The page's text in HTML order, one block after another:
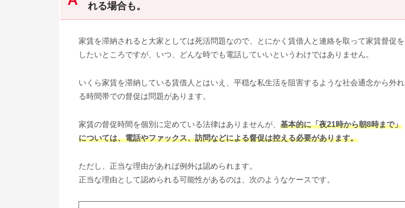
れる場合も。
家賃を滞納されると大家としては死活問題なので、とにかく賃借人と連絡を取って家賃督促を
したいところですが、いつ、どんな時でも電話していいというわけではありません。
いくら家賃を滞納している賃借人とはいえ、平穏な私生活を阻害するような社会通念から外れ
る時間帯での督促は問題があります。
家賃の督促時間を個別に定めている法律はありませんが、 基本的に「夜21時から朝8時まで」
については、電話やファックス、訪問などによる督促は控える必要があります。
ただし、正当な理由があれば例外は認められます。
正当な理由として認められる可能性があるのは、次のようなケースです。